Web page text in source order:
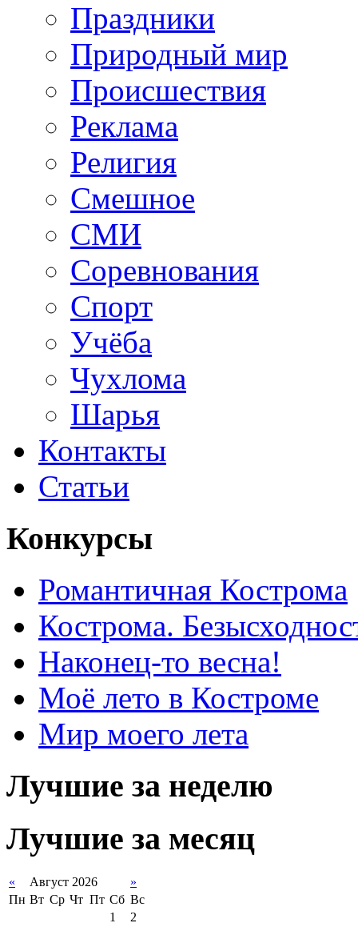
Праздники
Природный мир
Происшествия
Реклама
Религия
Смешное
СМИ
Соревнования
Спорт
Учёба
Чухлома
Шарья
Контакты
Статьи
Конкурсы
Романтичная Кострома
Кострома.
Наконец-то весна!
Моё лето в Костроме
Мир моего лета
Лучшие за неделю
Лучшие за месяц
« Август 2026
»
Пн Вт Ср Чт Пт Сб Вс
1
2